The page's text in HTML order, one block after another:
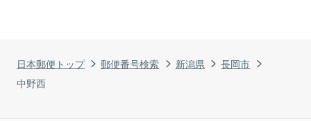
日本郵便トップ 郵便番号検索 新潟県
長岡市
中野西